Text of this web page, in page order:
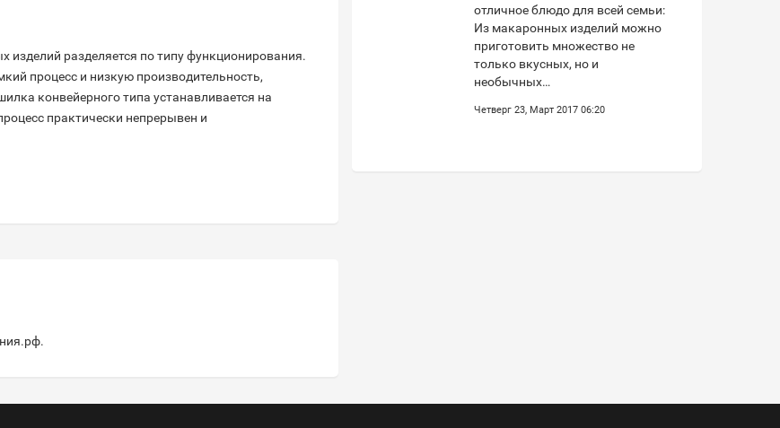
разделяется по типу функционирования.
процесс и низкую производительность,
конвейерного типа устанавливается на
практически непрерывен и
.
отличное блюдо для всей семьи:
Из макаронных изделий можно
приготовить множество не
только вкусных, но и
необычных…
Четверг 23, Март 2017 06:20